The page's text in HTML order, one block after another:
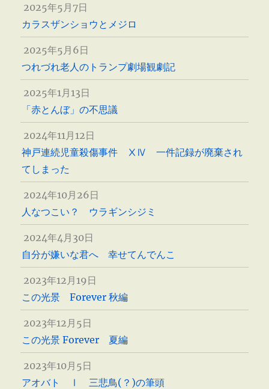
2025年5月7日
カラスザンショウとメジロ
2025年5月6日
つれづれ老人のトランプ劇場観劇記
2025年1月13日
「赤とんぼ」の不思議
2024年11月12日
神戸連続児童殺傷事件 ⅩⅣ 一件記録が廃棄され
てしまった
2024年10月26日
人なつこい？ ウラギンシジミ
2024年4月30日
自分が嫌いな君へ 幸せてんでんこ
2023年12月19日
この光景 Forever 秋編
2023年12月5日
この光景 Forever 夏編
2023年10月5日
アオバト Ⅰ 三悲鳥(？)の筆頭